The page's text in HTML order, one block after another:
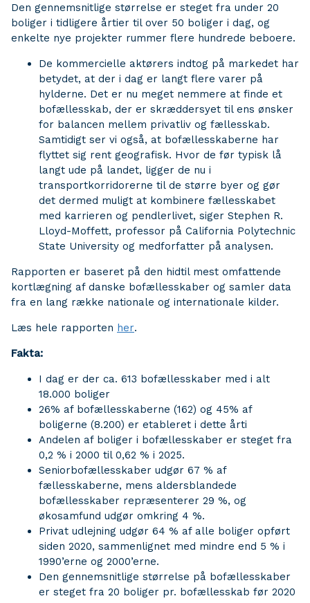
Den gennemsnitlige størrelse er steget fra under 20
boliger i tidligere årtier til over 50 boliger i dag, og
enkelte nye projekter rummer flere hundrede beboere.
De kommercielle aktørers indtog på markedet har
betydet, at der i dag er langt flere varer på
hylderne. Det er nu meget nemmere at finde et
bofællesskab, der er skræddersyet til ens ønsker
for balancen mellem privatliv og fællesskab.
Samtidigt ser vi også, at bofællesskaberne har
flyttet sig rent geografisk. Hvor de før typisk lå
langt ude på landet, ligger de nu i
transportkorridorerne til de større byer og gør
det dermed muligt at kombinere fællesskabet
med karrieren og pendlerlivet, siger Stephen R.
Lloyd-Moffett, professor på California Polytechnic
State University og medforfatter på analysen.
Rapporten er baseret på den hidtil mest omfattende
kortlægning af danske bofællesskaber og samler data
fra en lang række nationale og internationale kilder.
Læs hele rapporten her.
Fakta:
I dag er der ca. 613 bofællesskaber med i alt
18.000 boliger
26% af bofællesskaberne (162) og 45% af
boligerne (8.200) er etableret i dette årti
Andelen af boliger i bofællesskaber er steget fra
0,2 % i 2000 til 0,62 % i 2025.
Seniorbofællesskaber udgør 67 % af
fællesskaberne, mens aldersblandede
bofællesskaber repræsenterer 29 %, og
økosamfund udgør omkring 4 %.
Privat udlejning udgør 64 % af alle boliger opført
siden 2020, sammenlignet med mindre end 5 % i
1990’erne og 2000’erne.
Den gennemsnitlige størrelse på bofællesskaber
er steget fra 20 boliger pr. bofællesskab før 2020